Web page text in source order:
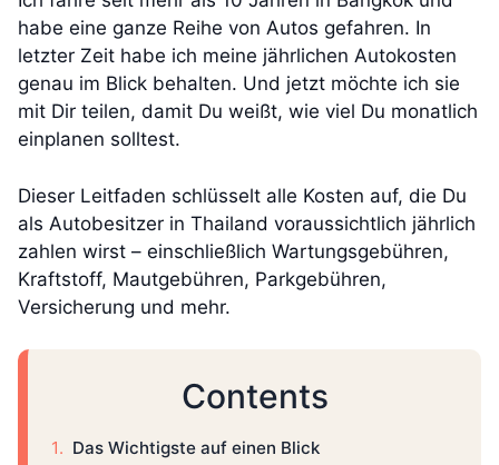
habe eine ganze Reihe von Autos gefahren. In
letzter Zeit habe ich meine jährlichen Autokosten
genau im Blick behalten. Und jetzt möchte ich sie
mit Dir teilen, damit Du weißt, wie viel Du monatlich
einplanen solltest.
Dieser Leitfaden schlüsselt alle Kosten auf, die Du
als Autobesitzer in Thailand voraussichtlich jährlich
zahlen wirst – einschließlich Wartungsgebühren,
Kraftstoff, Mautgebühren, Parkgebühren,
Versicherung und mehr.
Contents
Das Wichtigste auf einen Blick